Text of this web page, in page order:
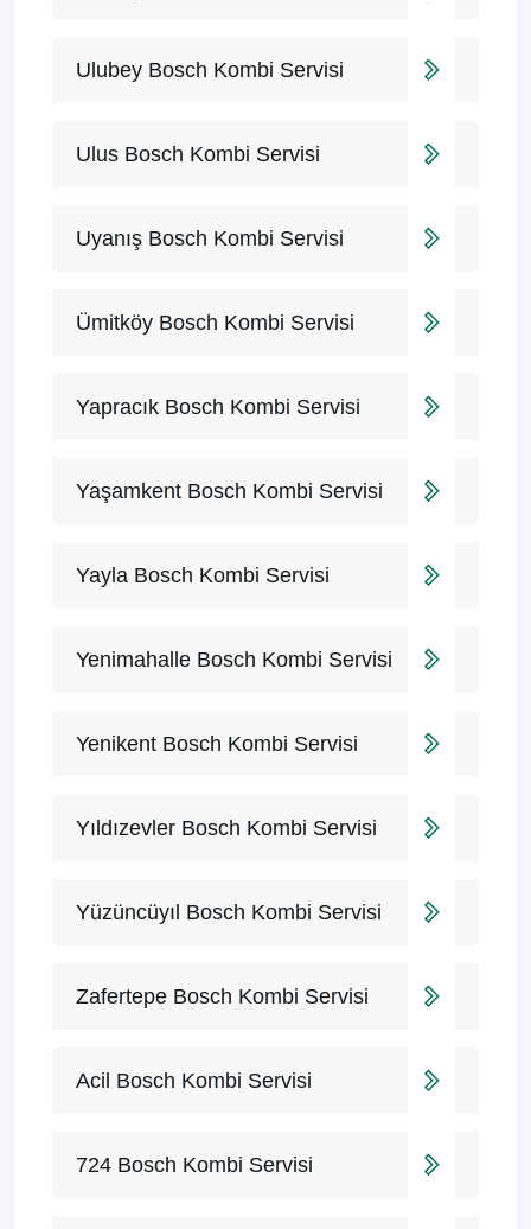
Ulubey Bosch Kombi Servisi
Ulus Bosch Kombi Servisi
Uyanış Bosch Kombi Servisi
Ümitköy Bosch Kombi Servisi
Yapracık Bosch Kombi Servisi
Yaşamkent Bosch Kombi Servisi
Yayla Bosch Kombi Servisi
Yenimahalle Bosch Kombi Servisi
Yenikent Bosch Kombi Servisi
Yıldızevler Bosch Kombi Servisi
Yüzüncüyıl Bosch Kombi Servisi
Zafertepe Bosch Kombi Servisi
Acil Bosch Kombi Servisi
724 Bosch Kombi Servisi